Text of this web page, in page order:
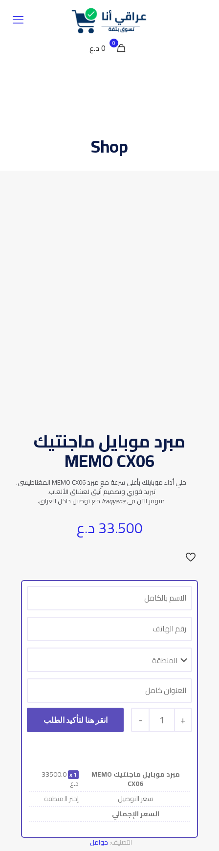
0 0 د.ع
Shop
مبرد موبايل ماجنتيك
MEMO CX06
خلي أداء موبايلك بأعلى سرعة مع مبرد MEMO CX06 المغناطيسي.
تبريد فوري وتصميم أنيق لعشاق الألعاب.
متوفر الآن فيIraqyana مع توصيل داخل العراق.
33.500د.ع
+
1
-
مبرد موبايل ماجنتيك MEMO
CX06
1
33500.0
د.ع
سعر التوصيل
إختر المنطقة
السعر الإجمالي
التصنيف: حوامل